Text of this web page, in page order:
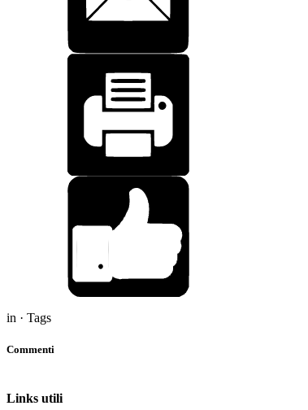
in · Tags
Commenti
Links utili